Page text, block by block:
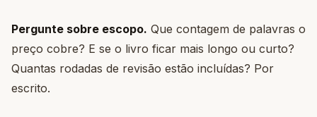
Pergunte sobre escopo. Que contagem de palavras o
preço cobre? E se o livro ficar mais longo ou curto?
Quantas rodadas de revisão estão incluídas? Por
escrito.